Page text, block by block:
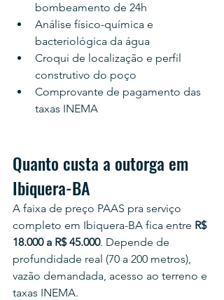
bombeamento de 24h
Análise físico-química e
bacteriológica da água
Croqui de localização e perfil
construtivo do poço
Comprovante de pagamento das
taxas INEMA
Quanto custa a outorga em
Ibiquera-BA
A faixa de preço PAAS pra serviço
completo em Ibiquera-BA fica entre R$
18.000 a R$ 45.000. Depende de
profundidade real (70 a 200 metros),
vazão demandada, acesso ao terreno e
taxas INEMA.